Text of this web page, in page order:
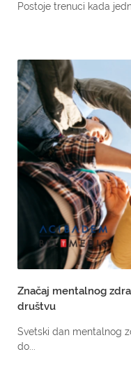
Postoje trenuci kada
Značaj mentalnog
društvu
Svetski dan mentalnog
do...